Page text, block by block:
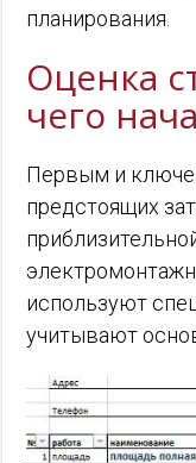
планирования.
Оценка
чего
Первым и
предстоящих
используют
учитывают